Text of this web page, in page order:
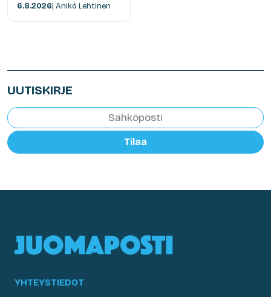
6.8.2026| Anikó Lehtinen
UUTISKIRJE
Tilaa
YHTEYSTIEDOT